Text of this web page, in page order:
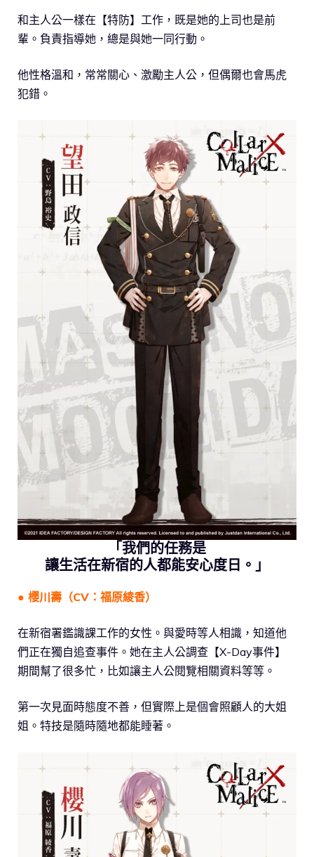
和主人公一樣在【特防】工作，既是她的上司也是前
輩。負責指導她，總是與她一同行動。
他性格溫和，常常關心、激勵主人公，但偶爾也會馬虎
犯錯。
「我們的任務是
讓生活在新宿的人都能安心度日。」
● 櫻川壽（CV：福原綾香）
在新宿署鑑識課工作的女性。與愛時等人相識，知道他
們正在獨自追查事件。她在主人公調查【X-Day事件】
期間幫了很多忙，比如讓主人公閱覽相關資料等等。
第一次見面時態度不善，但實際上是個會照顧人的大姐
姐。特技是隨時隨地都能睡著。